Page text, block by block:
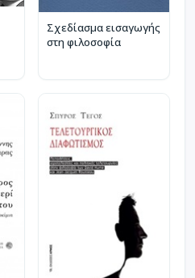
Σχεδίασμα εισαγωγής
στη φιλοσοφία